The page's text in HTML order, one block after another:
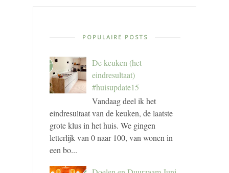
POPULAIRE POSTS
De keuken (het
eindresultaat)
#huisupdate15
Vandaag deel ik het
eindresultaat van de keuken, de laatste
grote klus in het huis. We gingen
letterlijk van 0 naar 100, van wonen in
een bo...